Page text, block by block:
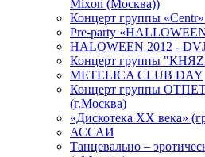
Mixon (Москва))
Концерт группы
Pre-party
HALOWEEN 2012 -
Концерт группы
METELICA CLUB DAY
Концерт группы
(г.Москва)
«Дискотека ХХ века»
АССАИ
Танцевально –